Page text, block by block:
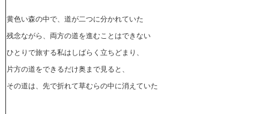
黄色い森の中で、道が二つに分かれていた
残念ながら、両方の道を進むことはできない
ひとりで旅する私はしばらく立ちどまり、
片方の道をできるだけ奥まで見ると、
その道は、先で折れて草むらの中に消えていた